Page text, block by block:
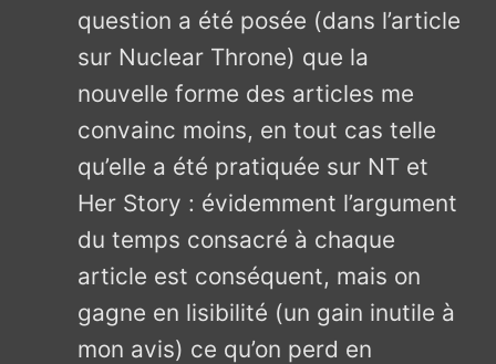
question a été posée (dans l’article
sur Nuclear Throne) que la
nouvelle forme des articles me
convainc moins, en tout cas telle
qu’elle a été pratiquée sur NT et
Her Story : évidemment l’argument
du temps consacré à chaque
article est conséquent, mais on
gagne en lisibilité (un gain inutile à
mon avis) ce qu’on perd en